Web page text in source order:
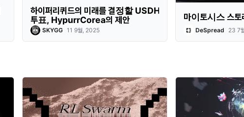
하이퍼리퀴드의 미래를 결정할 USDH
투표, HypurrCorea의 제안
SKYGG 11 9월, 2025
마이토시스 스토
DeSpread 23 7